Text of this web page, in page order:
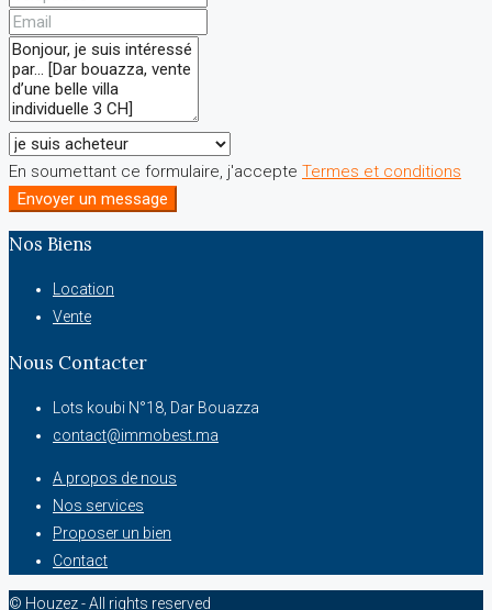
En soumettant ce formulaire, j'accepte Termes et conditions
Envoyer un message
Nos Biens
Location
Vente
Nous Contacter
Lots koubi N°18, Dar Bouazza
contact@immobest.ma
A propos de nous
Nos services
Proposer un bien
Contact
© Houzez - All rights reserved